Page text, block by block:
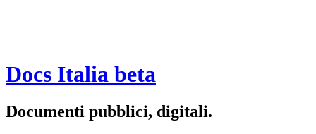
Docs Italia beta
Documenti pubblici, digitali.